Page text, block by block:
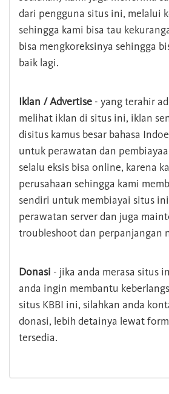
dari pengguna situs ini, melalui
sehingga kami bisa tau
bisa mengkoreksinya sehingga
baik lagi.
Iklan / Advertise - yang terahir
melihat iklan di situs ini, iklan
disitus kamus besar bahasa
untuk perawatan dan
selalu eksis bisa online, karena
perusahaan sehingga kami
sendiri untuk membiayai situs
perawatan server dan juga
troubleshoot dan perpanjangan
Donasi - jika anda merasa situs
anda ingin membantu
situs KBBI ini, silahkan anda
donasi, lebih detainya lewat
tersedia.